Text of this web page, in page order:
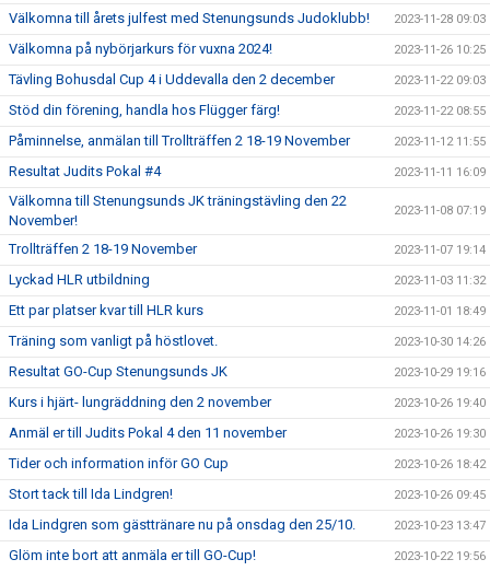
Välkomna till årets julfest med Stenungsunds Judoklubb! 2023-11-28 09:03
Välkomna på nybörjarkurs för vuxna 2024! 2023-11-26 10:25
Tävling Bohusdal Cup 4 i Uddevalla den 2 december 2023-11-22 09:03
Stöd din förening, handla hos Flügger färg! 2023-11-22 08:55
Påminnelse, anmälan till Trollträffen 2 18-19 November 2023-11-12 11:55
Resultat Judits Pokal #4 2023-11-11 16:09
Välkomna till Stenungsunds JK träningstävling den 22
November!
2023-11-08 07:19
Trollträffen 2 18-19 November 2023-11-07 19:14
Lyckad HLR utbildning 2023-11-03 11:32
Ett par platser kvar till HLR kurs 2023-11-01 18:49
Träning som vanligt på höstlovet. 2023-10-30 14:26
Resultat GO-Cup Stenungsunds JK 2023-10-29 19:16
Kurs i hjärt- lungräddning den 2 november 2023-10-26 19:40
Anmäl er till Judits Pokal 4 den 11 november 2023-10-26 19:30
Tider och information inför GO Cup 2023-10-26 18:42
Stort tack till Ida Lindgren! 2023-10-26 09:45
Ida Lindgren som gästtränare nu på onsdag den 25/10. 2023-10-23 13:47
Glöm inte bort att anmäla er till GO-Cup! 2023-10-22 19:56